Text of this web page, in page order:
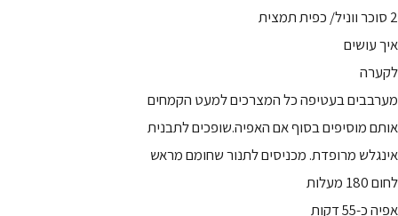
2 סוכר ווניל/ כפית תמצית
איך עושים
לקערה
מערבבים בעטיפה כל המצרכים למעט הקמחים
אותם מוסיפים בסוף אם האפיה.שופכים לתבנית
אינגלש מרופדת. מכניסים לתנור שחומם מראש
לחום 180 מעלות
אפיה כ-55 דקות